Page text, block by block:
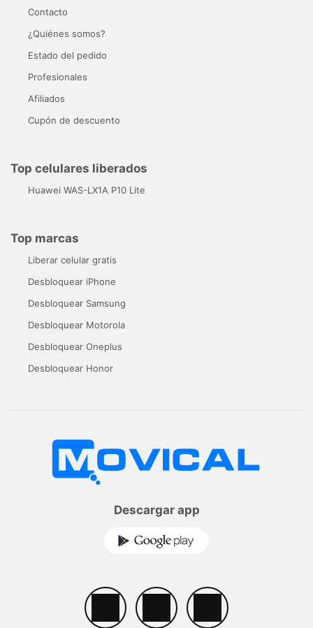
Contacto
¿Quiénes somos?
Estado del pedido
Profesionales
Afiliados
Cupón de descuento
Top celulares liberados
Huawei WAS-LX1A P10 Lite
Top marcas
Liberar celular gratis
Desbloquear iPhone
Desbloquear Samsung
Desbloquear Motorola
Desbloquear Oneplus
Desbloquear Honor
Descargar app